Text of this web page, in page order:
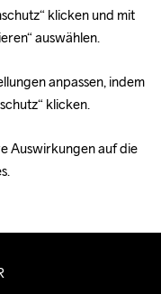
klicken und mit
auswählen.
anpassen, indem
klicken.
Auswirkungen auf die